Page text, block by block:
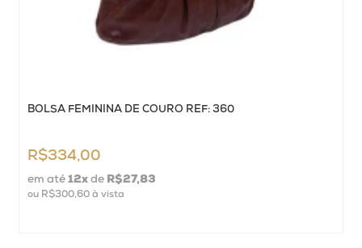
BOLSA FEMININA DE COURO REF: 360
R$334,00
em até 12xde R$27,83
ou R$300,60à vista